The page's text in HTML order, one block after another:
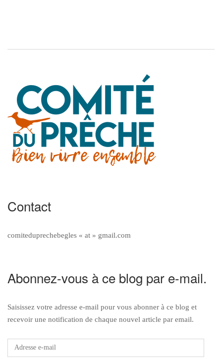
Contact
comiteduprechebegles « at » gmail.com
Abonnez-vous à ce blog par e-mail.
Saisissez votre adresse e-mail pour vous abonner à ce blog et
recevoir une notification de chaque nouvel article par email.
Adresse
e-